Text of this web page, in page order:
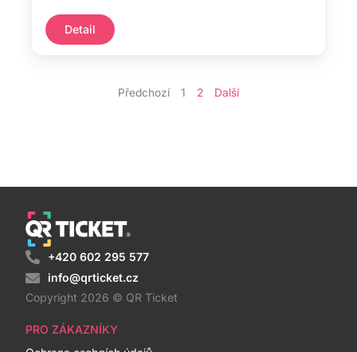
Detail
Předchozí 1 2 Další
+420 602 295 577
info@qrticket.cz
Copyright 2026 © QR Ticket
PRO ZÁKAZNÍKY